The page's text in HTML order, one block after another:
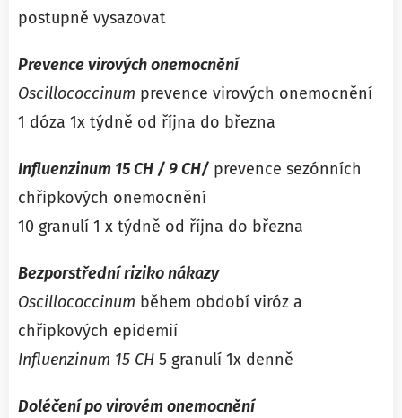
postupně vysazovat
Prevence virových onemocnění
Oscillococcinum prevence virových onemocnění
1 dóza 1x týdně od října do března
Influenzinum 15 CH / 9 CH/ prevence sezónních
chřipkových onemocnění
10 granulí 1 x týdně od října do března
Bezporstřední riziko nákazy
Oscillococcinum během období viróz a
chřipkových epidemií
Influenzinum 15 CH 5 granulí 1x denně
Doléčení po virovém onemocnění